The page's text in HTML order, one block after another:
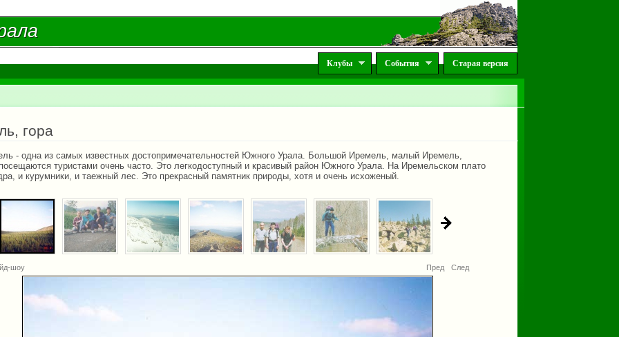
Клубы События Старая версия
гора
- одна из самых известных достопримечательностей Южного Урала. Большой Иремель, малый Иремель,
туристами очень часто. Это легкодоступный и красивый район Южного Урала. На Иремельском плато
и курумники, и таежный лес. Это прекрасный памятник природы, хотя и очень исхоженый.
шоу Пред След